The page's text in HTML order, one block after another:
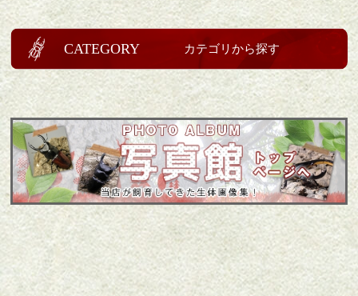
CATEGORY カテゴリから探す